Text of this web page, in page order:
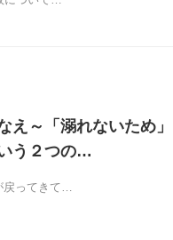
え～「溺れないため」
う２つの…
戻ってきて…